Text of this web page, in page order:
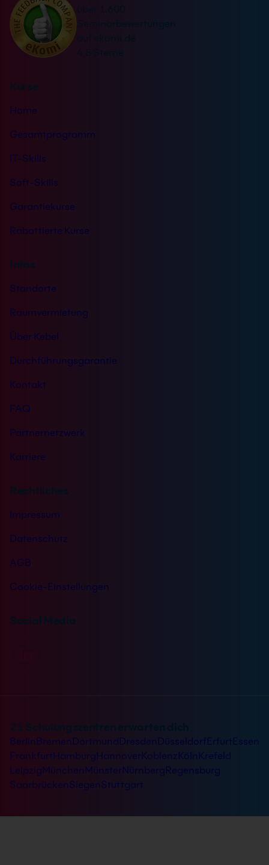
t
ä
n
i
*
i
e
über 1.600
Seminarbewertungen
auf ekomi.de
4,8 Sterne
Kurse
Home
Gesamtprogramm
IT-Skills
Soft-Skills
Garantiekurse
Rabattierte Kurse
Infos
Standorte
Raumvermietung
Über Kebel
Durchführungsgarantie
Kontakt
FAQ
Partnernetzwerk
Karriere
Rechtliches
Impressum
Datenschutz
AGB
Cookie-Einstellungen
Social Media
21 Schulungszentren erwarten dich
Berlin Bremen Dortmund ErfurtEssen
FrankfurtHamburgHannover
Krefeld
LeipzigMünchen Münster
SaarbrückenSiegen Stuttgart